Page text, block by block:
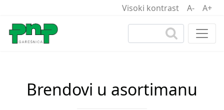
Visoki kontrast A- A+
Brendovi u asortimanu